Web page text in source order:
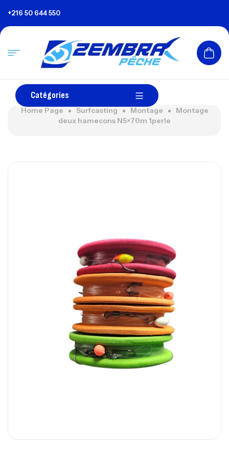
+216 50 644 550
Catégories
Home Page Surfcasting Montage
Montage
deux hamecons N5×70m 1perle